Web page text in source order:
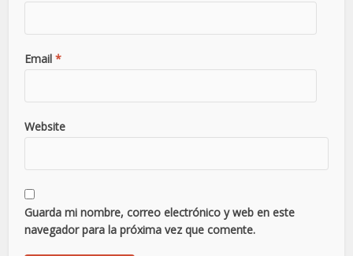
Email *
Website
Guarda mi nombre, correo electrónico y web en este
navegador para la próxima vez que comente.